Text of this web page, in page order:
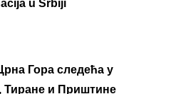
u Srbiji
Гора следећа у
Тиране и Приштине